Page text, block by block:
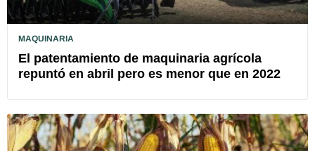
MAQUINARIA
El patentamiento de maquinaria agrícola
repuntó en abril pero es menor que en 2022